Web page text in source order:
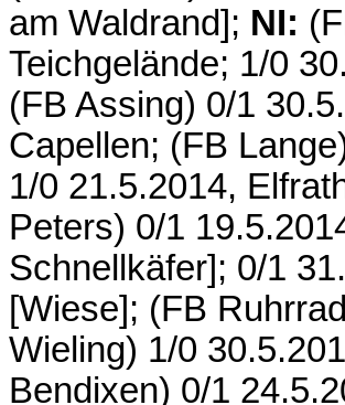
am Waldrand]; NI:
Teichgelände; 1/0
(FB Assing) 0/1
Capellen; (FB
1/0 21.5.2014,
Peters) 0/1
Schnellkäfer]; 0/1
[Wiese]; (FB
Wieling) 1/0
Bendixen) 0/1